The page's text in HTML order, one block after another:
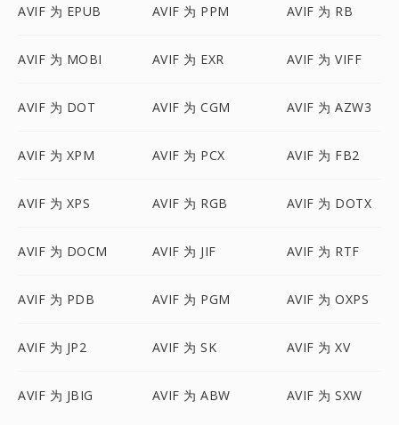
AVIF 为 EPUB AVIF 为 PPM AVIF 为 RB
AVIF 为 MOBI AVIF 为 EXR AVIF 为 VIFF
AVIF 为 DOT AVIF 为 CGM AVIF 为 AZW3
AVIF 为 XPM AVIF 为 PCX AVIF 为 FB2
AVIF 为 XPS AVIF 为 RGB AVIF 为 DOTX
AVIF 为 DOCM AVIF 为 JIF AVIF 为 RTF
AVIF 为 PDB AVIF 为 PGM AVIF 为 OXPS
AVIF 为 JP2 AVIF 为 SK AVIF 为 XV
AVIF 为 JBIG AVIF 为 ABW AVIF 为 SXW